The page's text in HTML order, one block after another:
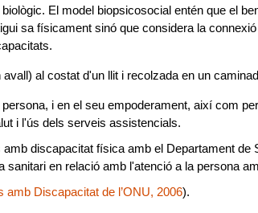
El model biopsicosocial entén que el
sa físicament sinó que considera la
i en el seu empoderament, així com
i l'ús dels serveis assistencials.
discapacitat física amb el Departament de
en relació amb l'atenció a la persona
Discapacitat de l’ONU, 2006).